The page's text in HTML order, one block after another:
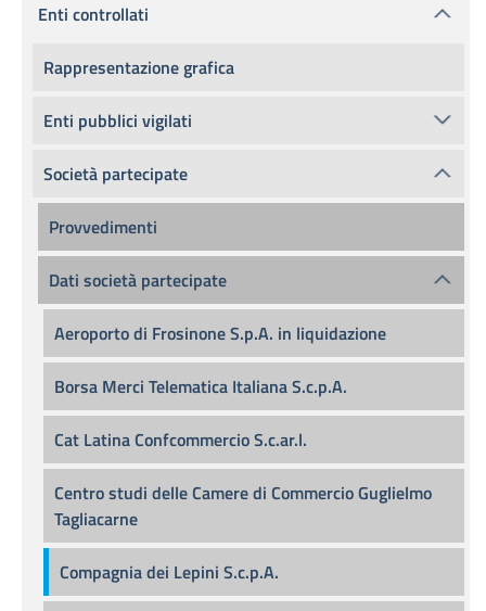
Enti controllati
Rappresentazione grafica
Enti pubblici vigilati
Società partecipate
Provvedimenti
Dati società partecipate
Aeroporto di Frosinone S.p.A. in liquidazione
Borsa Merci Telematica Italiana S.c.p.A.
Cat Latina Confcommercio S.c.ar.l.
Centro studi delle Camere di Commercio Guglielmo
Tagliacarne
Compagnia dei Lepini S.c.p.A.